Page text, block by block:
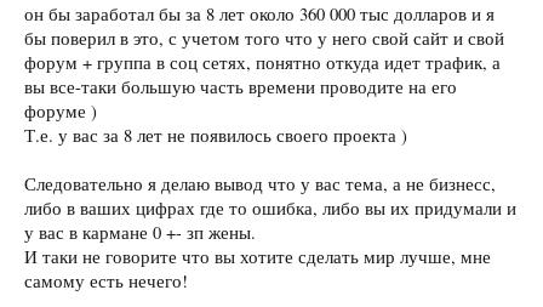
он бы заработал бы за 8 лет около 360 000 тыс долларов и я
бы поверил в это, с учетом того что у него свой сайт и свой
форум + группа в соц сетях, понятно откуда идет трафик, а
вы все-таки большую часть времени проводите на его
форуме )
Т.е. у вас за 8 лет не появилось своего проекта )
Следовательно я делаю вывод что у вас тема, а не бизнесс,
либо в ваших цифрах где то ошибка, либо вы их придумали и
у вас в кармане 0 +- зп жены.
И таки не говорите что вы хотите сделать мир лучше, мне
самому есть нечего!